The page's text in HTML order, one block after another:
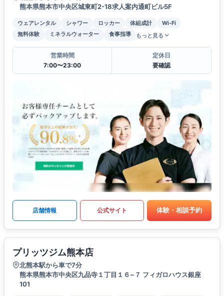
熊本県熊本市中央区城東町2-18求人案内通町ビル5F
ウェアレンタル シャワー ロッカー 体組成計
Wi-Fi
無料体験
ミネラルウォーター 食事指導 もっと見る
営業時間
7:00〜23:00
定休日
要確認
店舗情報 公式サイト 体験・相談予約
プリッツジム熊本店
北熊本駅から車で7分
熊本県熊本市中央区九品寺１丁目１６−７ フィガロハウス銀座
101